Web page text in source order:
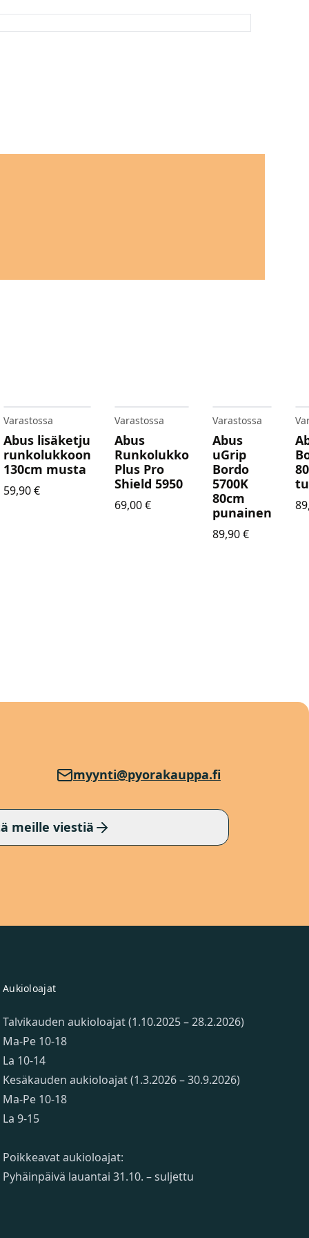
Varastossa
Abus lisäketju
runkolukkoon
130cm musta
59,90€
Varastossa
Abus
Runkolukko
Plus Pro
Shield 5950
69,00€
Varastossa
Abus
uGrip
Bordo
5700K
80cm
punainen
89,90€
myynti@pyorakauppa.fi
meille viestiä
Aukioloajat
Talvikauden aukioloajat (1.10.2025 – 28.2.2026)
Ma-Pe 10-18
La 10-14
Kesäkauden aukioloajat (1.3.2026 – 30.9.2026)
Ma-Pe 10-18
La 9-15
Poikkeavat aukioloajat:
Pyhäinpäivä lauantai 31.10. – suljettu